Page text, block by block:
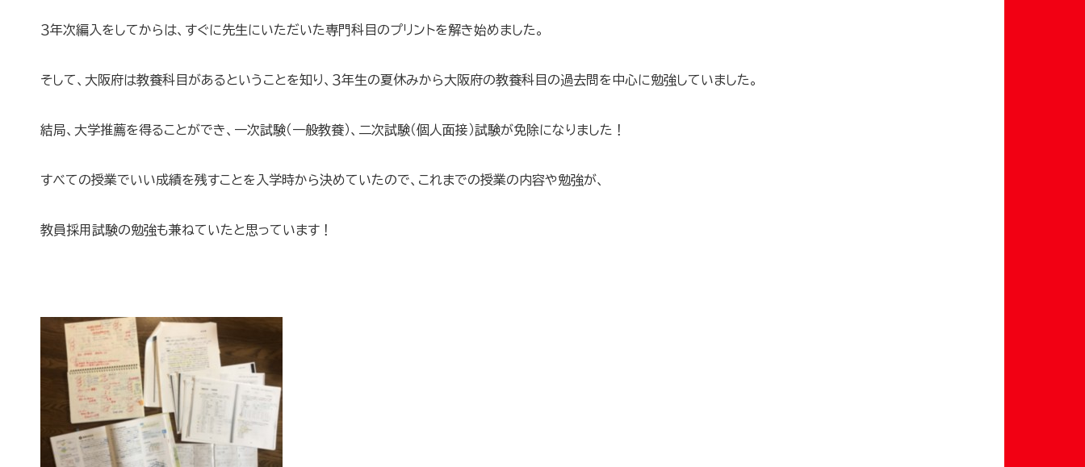
３年次編入をしてからは、すぐに先生にいただいた専門科目のプリントを解き始めました。
そして、大阪府は教養科目があるということを知り、３年生の夏休みから大阪府の教養科目の過去問を中心に勉強していました。
結局、大学推薦を得ることができ、一次試験（一般教養）、二次試験（個人面接）試験が免除になりました！
すべての授業でいい成績を残すことを入学時から決めていたので、これまでの授業の内容や勉強が、
教員採用試験の勉強も兼ねていたと思っています！